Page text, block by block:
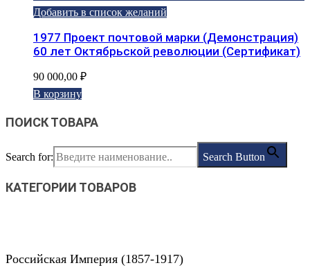
Добавить в список желаний
1977 Проект почтовой марки (Демонстрация)
60 лет Октябрьской революции (Сертификат)
90 000,00 ₽
В корзину
ПОИСК ТОВАРА
Search for: Search Button
КАТЕГОРИИ ТОВАРОВ
Российская Империя (1857-1917)